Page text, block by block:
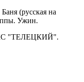
(русская на
Ужин.
"ТЕЛЕЦКИЙ".